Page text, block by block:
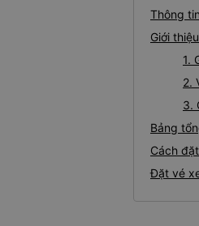
Thông
Giới
1.
2.
3.
Bảng
Cách
Đặt vé